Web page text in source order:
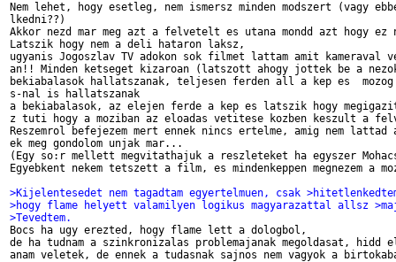
Nem lehet, hogy esetleg, nem ismersz minden modszert (vagy
lkedni??)
Akkor nezd mar meg azt a felvetelt es utana mondd azt hogy ez
Latszik hogy nem a deli hataron laksz,
ugyanis Jogoszlav TV adokon sok filmet lattam amit kameraval
an!! Minden ketseget kizaroan (latszott ahogy jottek be a
bekiabalasok hallatszanak, teljesen ferden all a kep es
s-nal is hallatszanak
a bekiabalasok, az elejen ferde a kep es latszik hogy
z tuti hogy a moziban az eloadas vetitese kozben keszult a
Reszemrol befejezem mert ennek nincs ertelme, amig nem
ek meg gondolom unjak mar...
(Egy so:r mellett megvitathajuk a reszleteket ha egyszer
Egyebkent nekem tetszett a film, es mindenkeppen megnezem a
>Kijelentesedet nem tagadtam egyertelmuen, csak
>hogy flame helyett valamilyen logikus magyarazattal allsz
>Tevedtem.
Bocs ha ugy erezted, hogy flame lett a dologbol,
de ha tudnam a szinkronizalas problemajanak megoldasat, hidd el
anam veletek, de ennek a tudasnak sajnos nem vagyok a